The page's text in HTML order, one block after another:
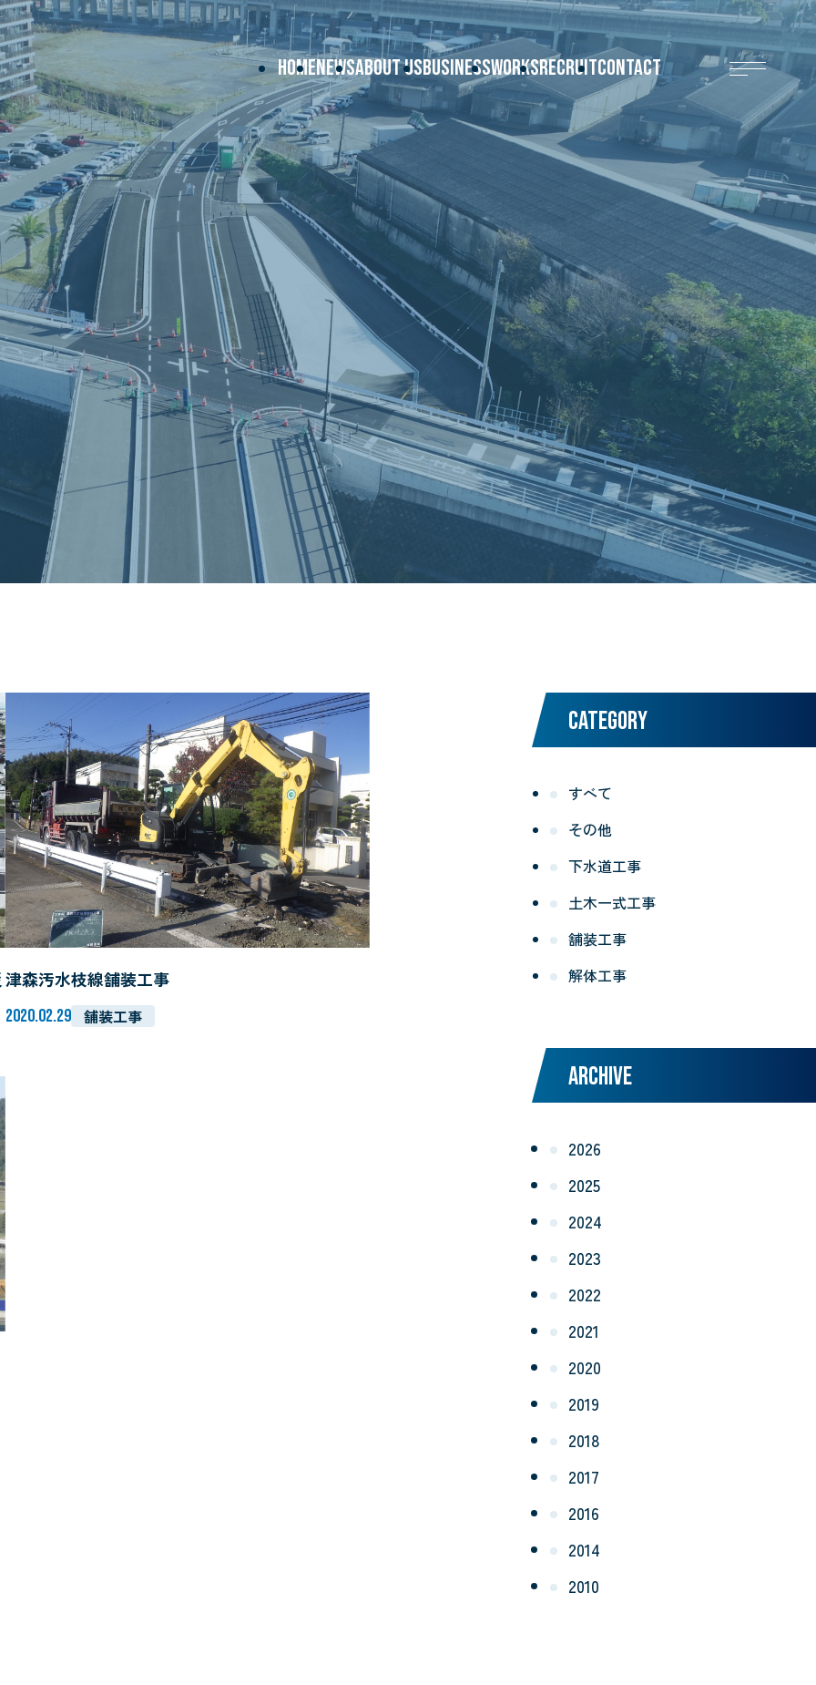
HOMENEWSABOUT USBUSINESSWORKSRECRUITCONTACT
津森汚水枝線舗装工事
2020.02.29 舗装工事
CATEGORY
すべて
その他
下水道工事
土木一式工事
舗装工事
解体工事
ARCHIVE
2026
2025
2024
2023
2022
2021
2020
2019
2018
2017
2016
2014
2010